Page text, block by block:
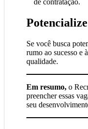
Se você busca
rumo ao sucesso e
qualidade.
Em resumo, o
preencher essas
seu